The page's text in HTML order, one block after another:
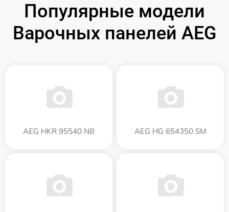
Популярные модели
Варочных панелей AEG
AEG HKR 95540 NB AEG HG 654350 SM